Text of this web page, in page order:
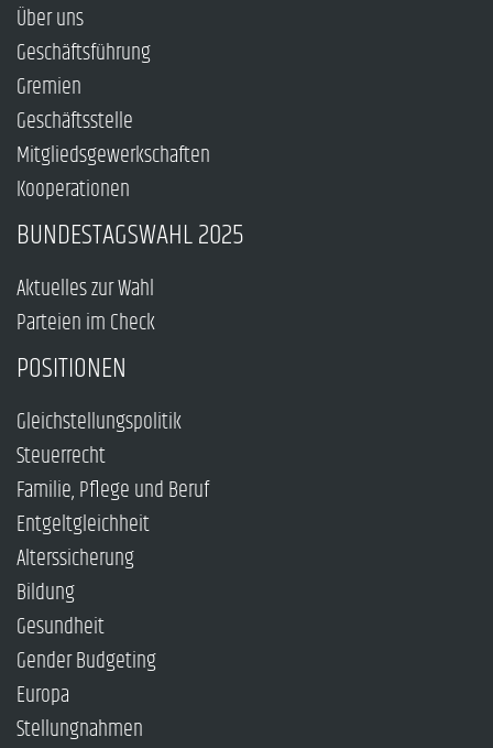
Über uns
Geschäftsführung
Gremien
Geschäftsstelle
Mitgliedsgewerkschaften
Kooperationen
BUNDESTAGSWAHL 2025
Aktuelles zur Wahl
Parteien im Check
POSITIONEN
Gleichstellungspolitik
Steuerrecht
Familie, Pflege und Beruf
Entgeltgleichheit
Alterssicherung
Bildung
Gesundheit
Gender Budgeting
Europa
Stellungnahmen